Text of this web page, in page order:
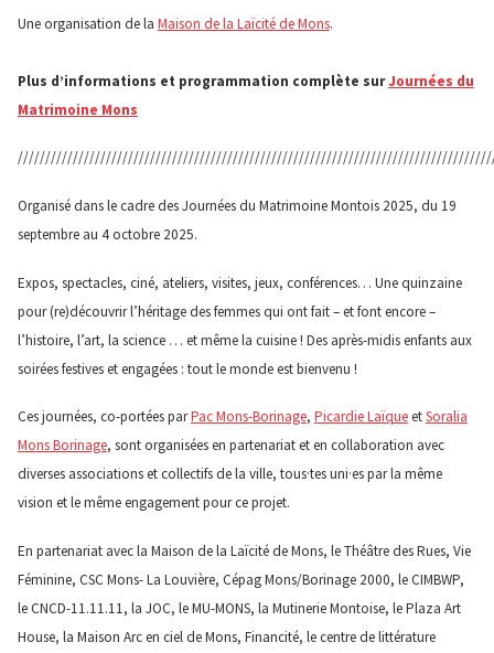
Une organisation de la Maison de la Laïcité de Mons.
Plus d’informations et programmation complète surJournées du
Matrimoine Mons
Organisé dans le cadre des Journées du Matrimoine Montois 2025, du 19
septembre au 4 octobre 2025.
Expos, spectacles, ciné, ateliers, visites, jeux, conférences… Une quinzaine
pour (re)découvrir l’héritage des femmes qui ont fait – et font encore –
l’histoire, l’art, la science … et même la cuisine ! Des après-midis enfants aux
soirées festives et engagées : tout le monde est bienvenu !
Ces journées, co-portées parPac Mons-Borinage, Picardie LaïqueetSoralia
Mons Borinage, sont organisées en partenariat et en collaboration avec
diverses associations et collectifs de la ville, tous·tes uni·es par la même
vision et le même engagement pour ce projet.
En partenariat avec la Maison de la Laïcité de Mons, le Théâtre des Rues, Vie
Féminine, CSC Mons- La Louvière, Cépag Mons/Borinage 2000, le CIMBWP,
le CNCD-11.11.11, la JOC, le MU-MONS, la Mutinerie Montoise, le Plaza Art
House, la Maison Arc en ciel de Mons, Financité, le centre de littérature